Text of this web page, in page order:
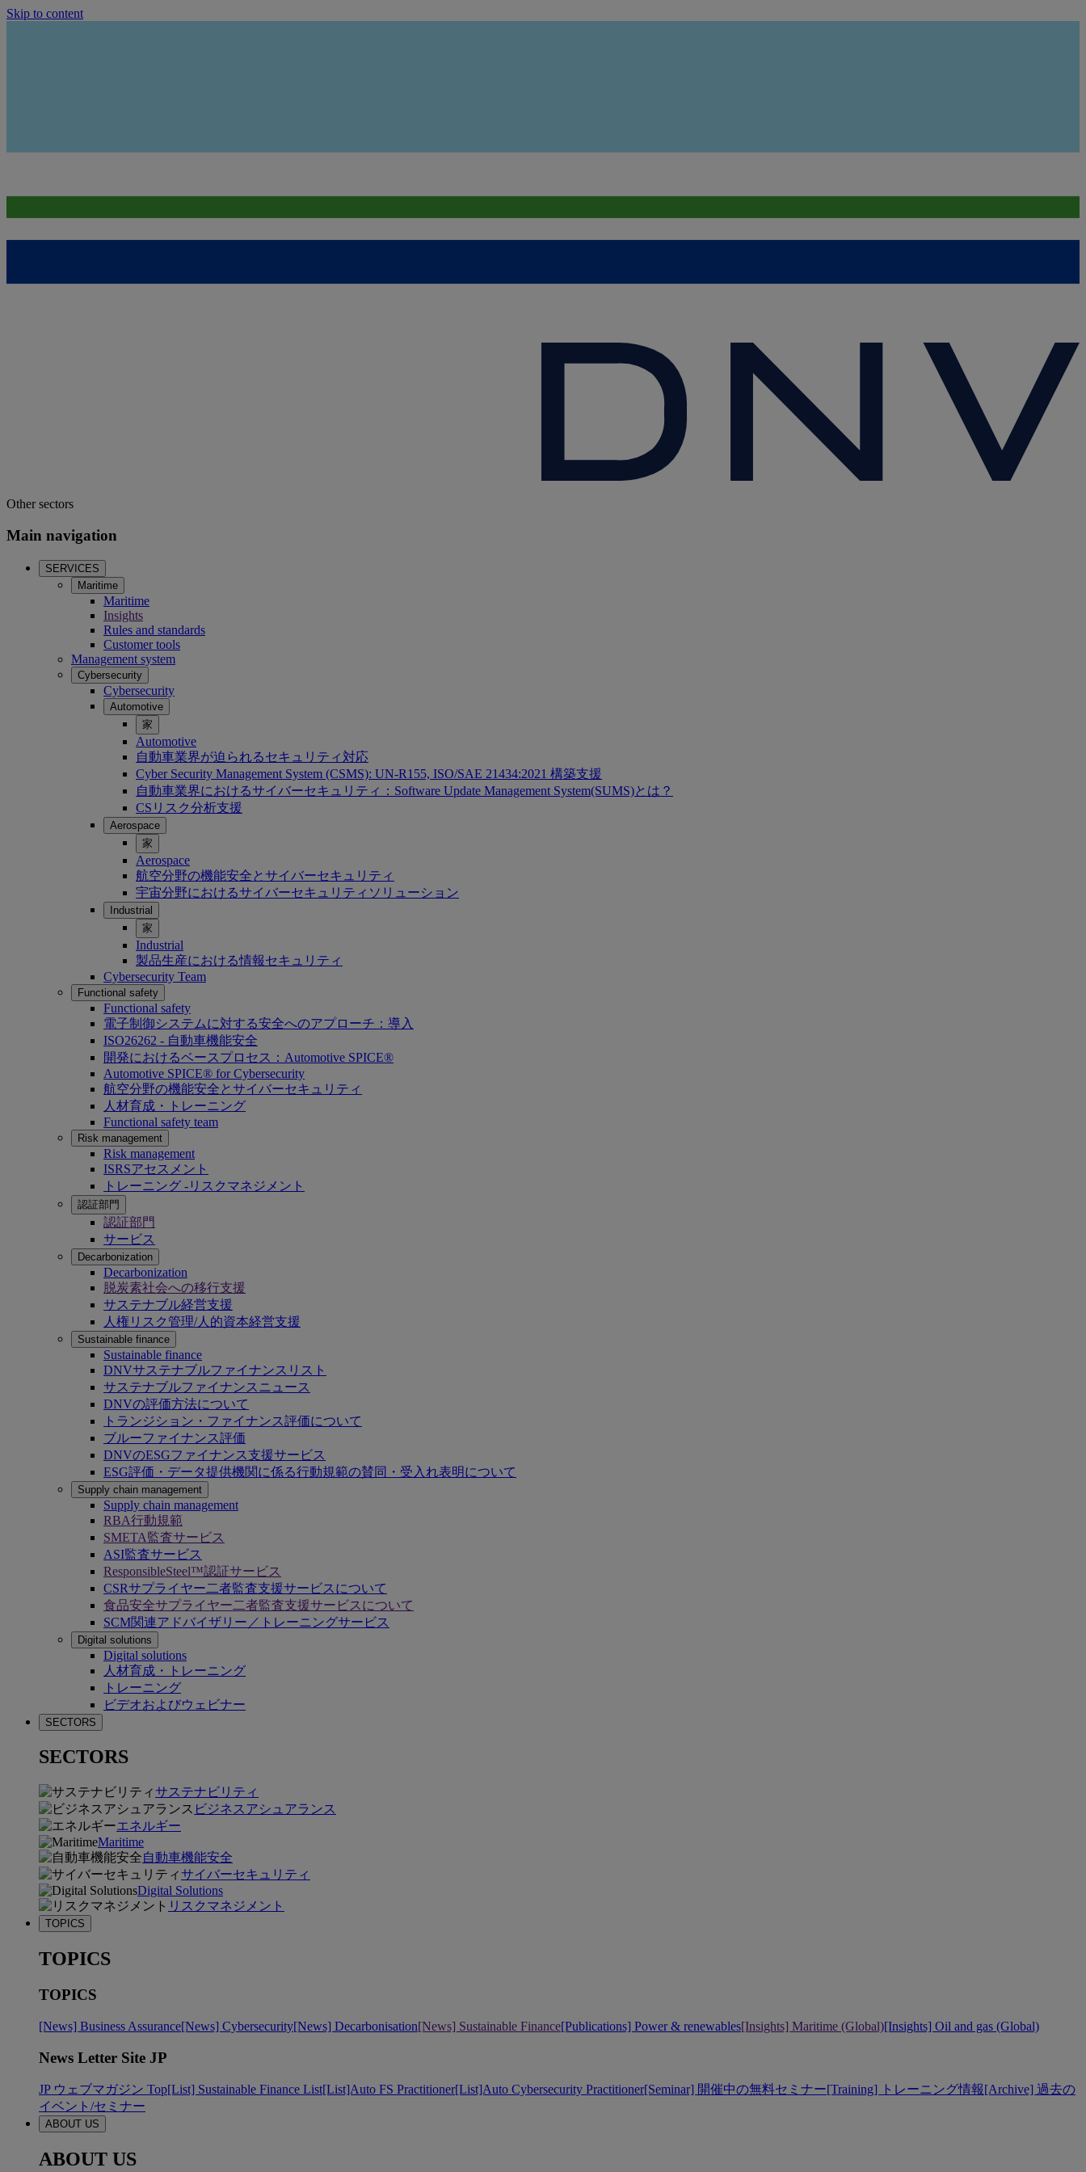
Skip to content
Other sectors
Main navigation
SERVICES
Maritime
Maritime
Insights
Rules and standards
Customer tools
Management system
Cybersecurity
Cybersecurity
Automotive
家
Automotive
自動車業界が迫られるセキュリティ対応
Cyber Security Management System (CSMS): UN-R155, ISO/SAE 21434:2021 構築支援
自動車業界におけるサイバーセキュリティ：Software Update Management System(SUMS)とは？
CSリスク分析支援
Aerospace
家
Aerospace
航空分野の機能安全とサイバーセキュリティ
宇宙分野におけるサイバーセキュリティソリューション
Industrial
家
Industrial
製品生産における情報セキュリティ
Cybersecurity Team
Functional safety
Functional safety
電子制御システムに対する安全へのアプローチ：導入
ISO26262 - 自動車機能安全
開発におけるベースプロセス：Automotive SPICE®
Automotive SPICE® for Cybersecurity
航空分野の機能安全とサイバーセキュリティ
人材育成・トレーニング
Functional safety team
Risk management
Risk management
ISRSアセスメント
トレーニング -リスクマネジメント
認証部門
認証部門
サービス
Decarbonization
Decarbonization
脱炭素社会への移行支援
サステナブル経営支援
人権リスク管理/人的資本経営支援
Sustainable finance
Sustainable finance
DNVサステナブルファイナンスリスト
サステナブルファイナンスニュース
DNVの評価方法について
トランジション・ファイナンス評価について
ブルーファイナンス評価
DNVのESGファイナンス支援サービス
ESG評価・データ提供機関に係る行動規範の賛同・受入れ表明について
Supply chain management
Supply chain management
RBA行動規範
SMETA監査サービス
ASI監査サービス
ResponsibleSteel™認証サービス
CSRサプライヤー二者監査支援サービスについて
食品安全サプライヤー二者監査支援サービスについて
SCM関連アドバイザリー／トレーニングサービス
Digital solutions
Digital solutions
人材育成・トレーニング
トレーニング
ビデオおよびウェビナー
SECTORS
SECTORS
サステナビリティ
ビジネスアシュアランス
エネルギー
Maritime
自動車機能安全
サイバーセキュリティ
Digital Solutions
リスクマネジメント
TOPICS
TOPICS
TOPICS
[News] Business Assurance[News] Cybersecurity[News] Decarbonisation[News] Sustainable Finance[Publications] Power & renewables[Insights] Maritime (Global)[Insights] Oil and gas (Global)
News Letter Site JP
JP ウェブマガジン Top[List] Sustainable Finance List[List]Auto FS Practitioner[List]Auto Cybersecurity Practitioner[Seminar] 開催中の無料セミナー[Training] トレーニング情報[Archive] 過去の
イベント/セミナー
ABOUT US
ABOUT US